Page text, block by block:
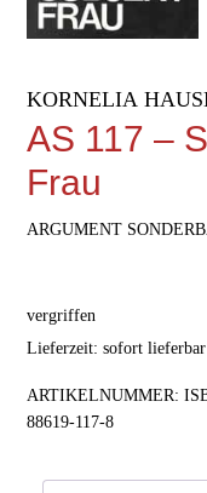
KORNELIA
AS 117 –
Frau
ARGUMENT
vergriffen
Lieferzeit: sofort lieferbar
ARTIKELNUMMER:
88619-117-8